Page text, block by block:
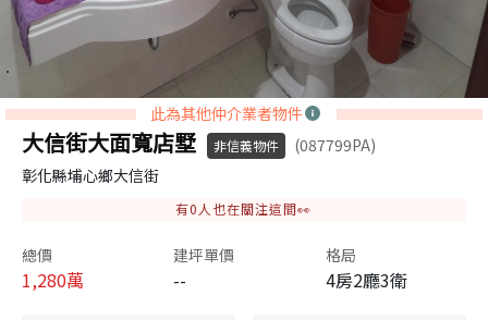
此為其他仲介業者物件
大信街大面寬店墅 非信義物件
(087799PA)
彰化縣埔心鄉大信街
有0 人也在關注這間👀
總價
1,280萬
建坪單價
--
格局
4房2廳3衛